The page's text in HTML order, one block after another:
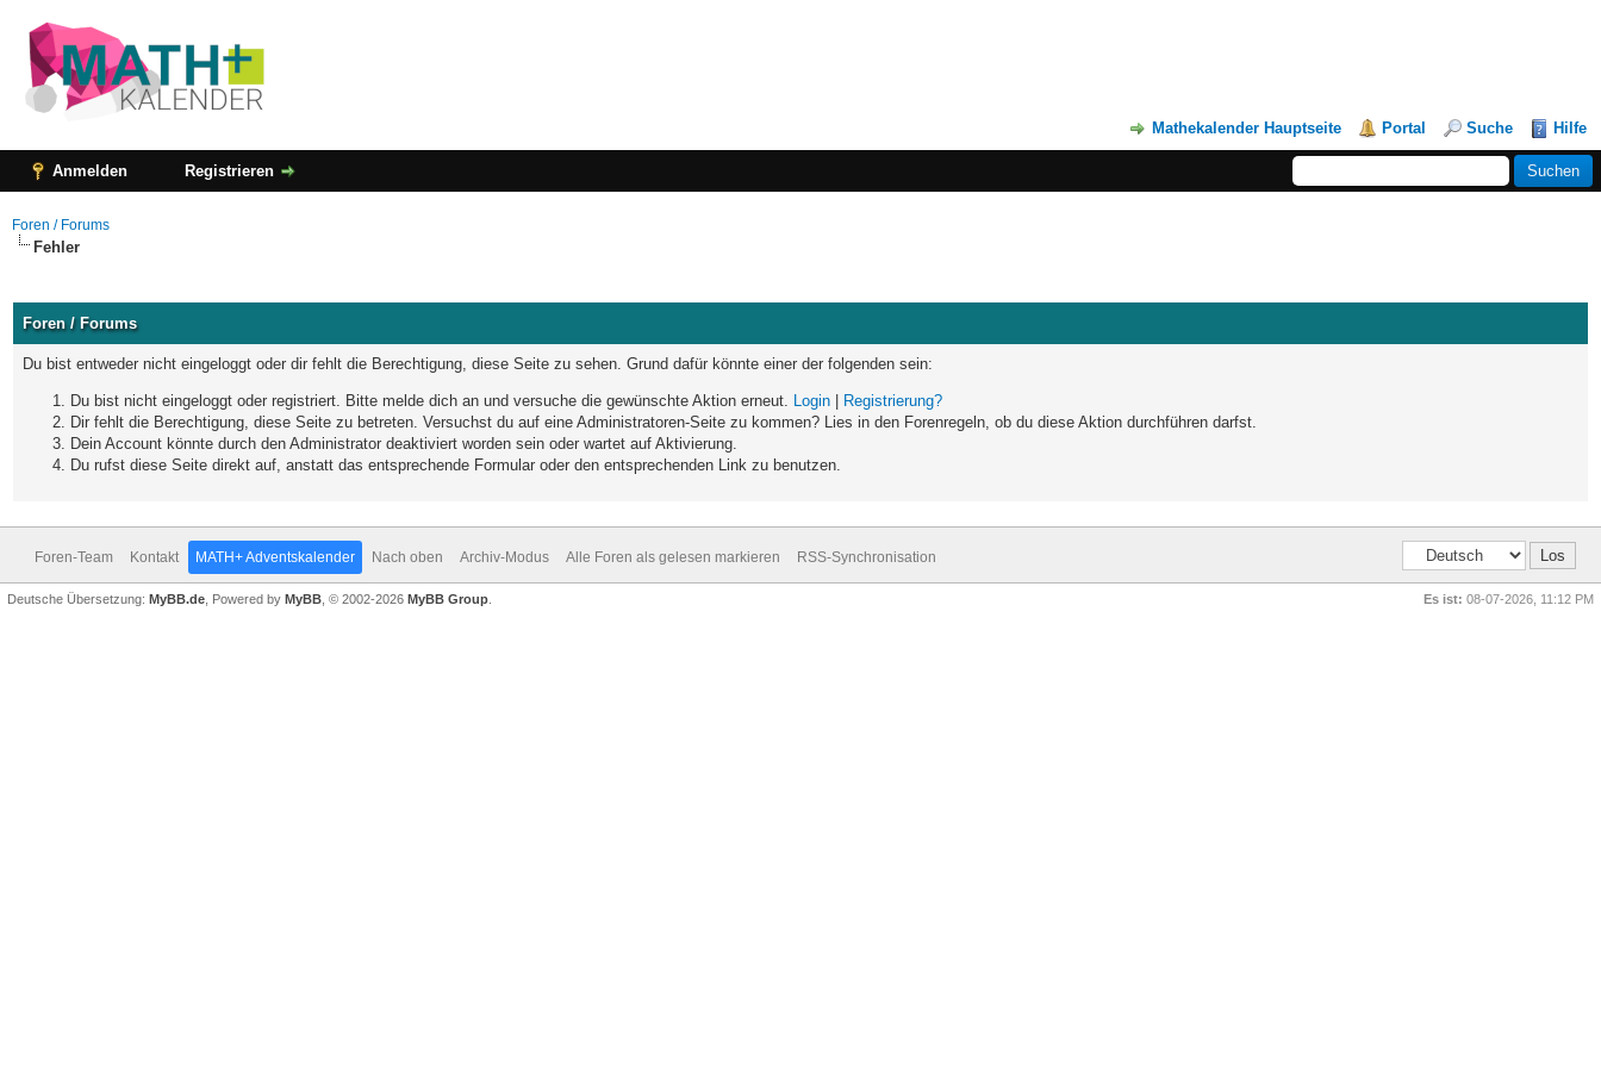
Mathekalender Hauptseite Portal Suche Hilfe
Anmelden Registrieren
Foren / Forums
Fehler
Foren / Forums
Du bist entweder nicht eingeloggt oder dir fehlt die Berechtigung, diese Seite zu sehen. Grund dafür könnte einer der folgenden sein:
Du bist nicht eingeloggt oder registriert. Bitte melde dich an und versuche die gewünschte Aktion erneut. Login
Registrierung?
Dir fehlt die Berechtigung, diese Seite zu betreten. Versuchst du auf eine Administratoren-Seite zu kommen? Lies in den Forenregeln, ob du diese Aktion durchführen darfst.
Dein Account könnte durch den Administrator deaktiviert worden sein oder wartet auf Aktivierung.
Du rufst diese Seite direkt auf, anstatt das entsprechende Formular oder den entsprechenden Link zu benutzen.
Foren-Team Kontakt MATH+ Adventskalender Nach oben Archiv-Modus Alle Foren als gelesen markieren RSS-Synchronisation
Es ist: 08-07-2026, 11:12 PM
Deutsche Übersetzung: MyBB.de , Powered by MyBB , © 2002-2026 MyBB Group